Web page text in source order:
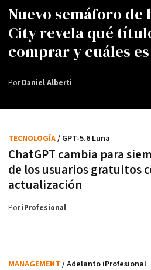
Nuevo semáforo de
City revela qué
comprar y cuáles
PorDaniel Alberti
ChatGPT cambia para
de los usuarios gratuitos
actualización
TECNOLOGÍA/ GPT-5.6 Luna
PoriProfesional
MANAGEMENT / Adelanto iProfesional